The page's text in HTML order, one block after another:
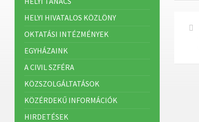
HELYI HIVATALOS KÖZLÖNY
OKTATÁSI INTÉZMÉNYEK
EGYHÁZAINK
A CIVIL SZFÉRA
KÖZSZOLGÁLTATÁSOK
KÖZÉRDEKŰ INFORMÁCIÓK
HIRDETÉSEK